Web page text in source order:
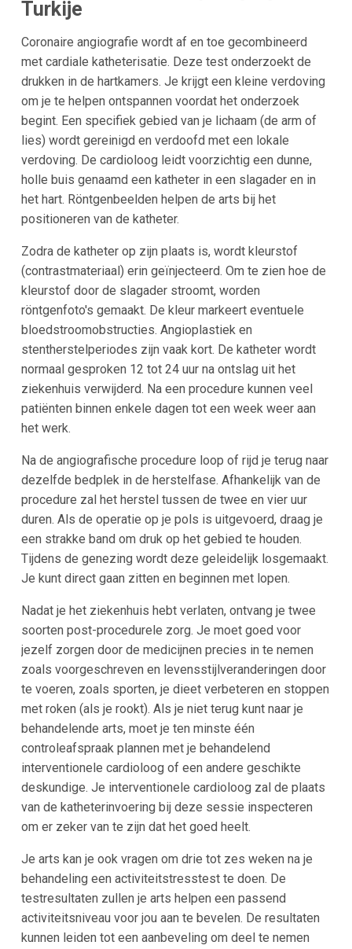
Turkije
Coronaire angiografie wordt af en toe gecombineerd
met cardiale katheterisatie. Deze test onderzoekt de
drukken in de hartkamers. Je krijgt een kleine verdoving
om je te helpen ontspannen voordat het onderzoek
begint. Een specifiek gebied van je lichaam (de arm of
lies) wordt gereinigd en verdoofd met een lokale
verdoving. De cardioloog leidt voorzichtig een dunne,
holle buis genaamd een katheter in een slagader en in
het hart. Röntgenbeelden helpen de arts bij het
positioneren van de katheter.
Zodra de katheter op zijn plaats is, wordt kleurstof
(contrastmateriaal) erin geïnjecteerd. Om te zien hoe de
kleurstof door de slagader stroomt, worden
röntgenfoto's gemaakt. De kleur markeert eventuele
bloedstroomobstructies. Angioplastiek en
stentherstelperiodes zijn vaak kort. De katheter wordt
normaal gesproken 12 tot 24 uur na ontslag uit het
ziekenhuis verwijderd. Na een procedure kunnen veel
patiënten binnen enkele dagen tot een week weer aan
het werk.
Na de angiografische procedure loop of rijd je terug naar
dezelfde bedplek in de herstelfase. Afhankelijk van de
procedure zal het herstel tussen de twee en vier uur
duren. Als de operatie op je pols is uitgevoerd, draag je
een strakke band om druk op het gebied te houden.
Tijdens de genezing wordt deze geleidelijk losgemaakt.
Je kunt direct gaan zitten en beginnen met lopen.
Nadat je het ziekenhuis hebt verlaten, ontvang je twee
soorten post-procedurele zorg. Je moet goed voor
jezelf zorgen door de medicijnen precies in te nemen
zoals voorgeschreven en levensstijlveranderingen door
te voeren, zoals sporten, je dieet verbeteren en stoppen
met roken (als je rookt). Als je niet terug kunt naar je
behandelende arts, moet je ten minste één
controleafspraak plannen met je behandelend
interventionele cardioloog of een andere geschikte
deskundige. Je interventionele cardioloog zal de plaats
van de katheterinvoering bij deze sessie inspecteren
om er zeker van te zijn dat het goed heelt.
Je arts kan je ook vragen om drie tot zes weken na je
behandeling een activiteitstresstest te doen. De
testresultaten zullen je arts helpen een passend
activiteitsniveau voor jou aan te bevelen. De resultaten
kunnen leiden tot een aanbeveling om deel te nemen